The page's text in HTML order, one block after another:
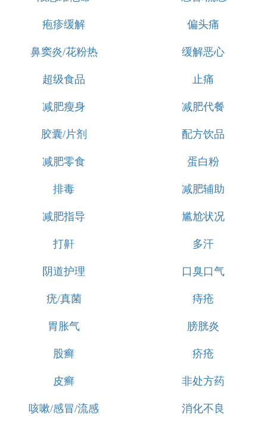
疱疹缓解 偏头痛
鼻窦炎/花粉热 缓解恶心
超级食品 止痛
减肥瘦身 减肥代餐
胶囊/片剂 配方饮品
减肥零食 蛋白粉
排毒 减肥辅助
减肥指导 尴尬状况
打鼾 多汗
阴道护理 口臭口气
疣/真菌 痔疮
胃胀气 膀胱炎
股癣 疥疮
皮癣 非处方药
咳嗽/感冒/流感 消化不良